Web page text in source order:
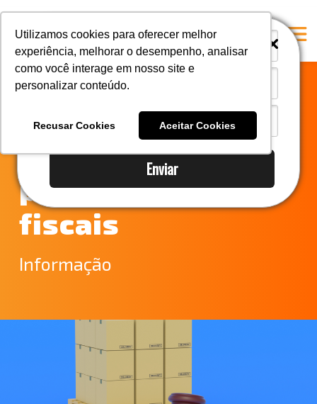
Enviar
Utilizamos cookies para oferecer melhor
experiência, melhorar o desempenho, analisar
como você interage em nosso site e
personalizar conteúdo.
Recusar Cookies Aceitar Cookies
i
i
A Mastersul
Responsabilidade social
Blog
Contato
Novas facilidades
para contestar
penalidades
fiscais
Informação